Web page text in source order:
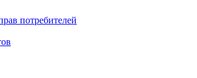
потребителей